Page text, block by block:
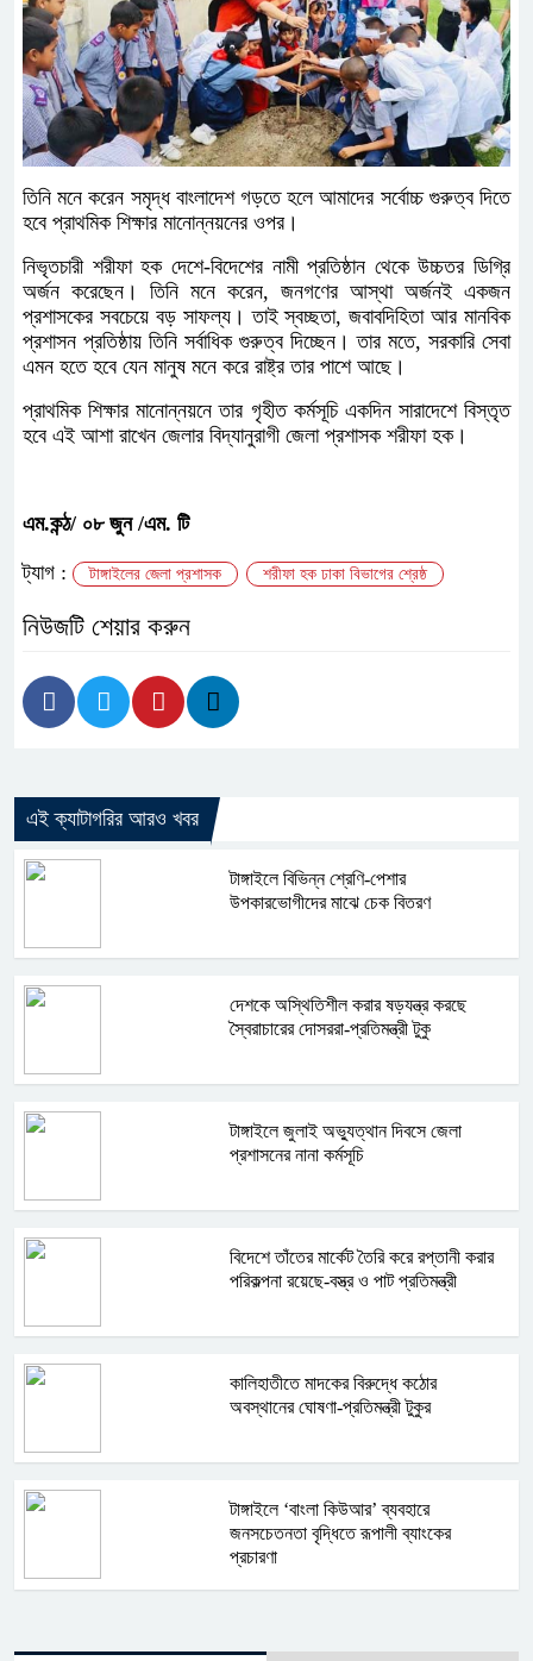
তিনি মনে করেন সমৃদ্ধ বাংলাদেশ গড়তে হলে আমাদের সর্বোচ্চ গুরুত্ব দিতে
হবে প্রাথমিক শিক্ষার মানোন্নয়নের ওপর।
নিভৃতচারী শরীফা হক দেশে-বিদেশের নামী প্রতিষ্ঠান থেকে উচ্চতর ডিগ্রি
অর্জন করেছেন। তিনি মনে করেন, জনগণের আস্থা অর্জনই একজন
প্রশাসকের সবচেয়ে বড় সাফল্য। তাই স্বচ্ছতা, জবাবদিহিতা আর মানবিক
প্রশাসন প্রতিষ্ঠায় তিনি সর্বাধিক গুরুত্ব দিচ্ছেন। তার মতে, সরকারি সেবা
এমন হতে হবে যেন মানুষ মনে করে রাষ্ট্র তার পাশে আছে।
প্রাথমিক শিক্ষার মানোন্নয়নে তার গৃহীত কর্মসূচি একদিন সারাদেশে বিস্তৃত
হবে এই আশা রাখেন জেলার বিদ্যানুরাগী জেলা প্রশাসক শরীফা হক।
এম.কন্ঠ/ ০৮ জুন /এম. টি
ট্যাগ : টাঙ্গাইলের জেলা প্রশাসক শরীফা হক ঢাকা বিভাগের শ্রেষ্ঠ
নিউজটি শেয়ার করুন
এই ক্যাটাগরির আরও খবর
টাঙ্গাইলে বিভিন্ন শ্রেণি-পেশার
উপকারভোগীদের মাঝে চেক বিতরণ
দেশকে অস্থিতিশীল করার ষড়যন্ত্র করছে
স্বৈরাচারের দোসররা-প্রতিমন্ত্রী টুকু
টাঙ্গাইলে জুলাই অভ্যুত্থান দিবসে জেলা
প্রশাসনের নানা কর্মসূচি
বিদেশে তাঁতের মার্কেট তৈরি করে রপ্তানী করার
পরিকল্পনা রয়েছে-বস্ত্র ও পাট প্রতিমন্ত্রী
কালিহাতীতে মাদকের বিরুদ্ধে কঠোর
অবস্থানের ঘোষণা-প্রতিমন্ত্রী টুকুর
টাঙ্গাইলে ‘বাংলা কিউআর’ ব্যবহারে
জনসচেতনতা বৃদ্ধিতে রূপালী ব্যাংকের
প্রচারণা